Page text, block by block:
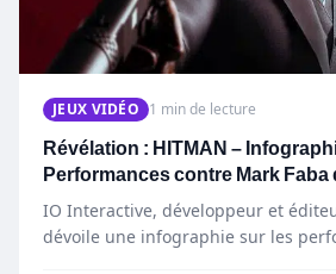
JEUX VIDÉO 1 min de lecture
Révélation : HITMAN –
Performances contre Mark Faba
du Revenant
IO Interactive, développeur et
dévoile une infographie sur les